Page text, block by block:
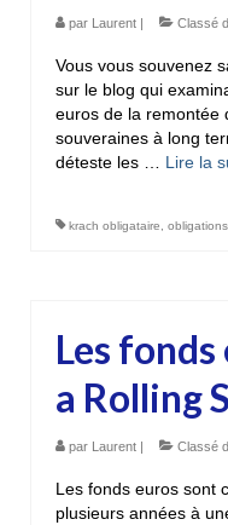
par Laurent | Classé
Vous vous souvenez
sur le blog qui
euros de la remontée
souveraines à long
déteste les … Lire la
krach obligataire obligations
Les
a Rolling
par Laurent | Classé
Les fonds euros sont
plusieurs années à